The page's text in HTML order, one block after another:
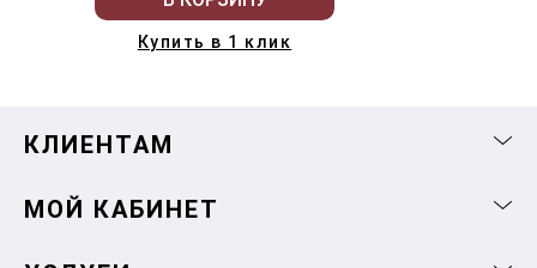
Купить в 1 клик
КЛИЕНТАМ
МОЙ КАБИНЕТ